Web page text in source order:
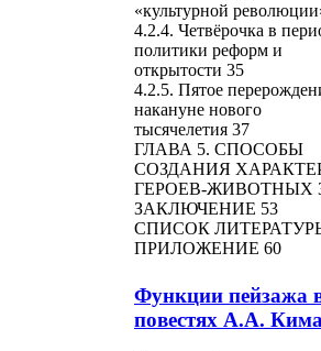
«культурной
4.2.4. Четвёрочка в
политики реформ и
открытости 35
4.2.5. Пятое
накануне нового
тысячелетия 37
ГЛАВА 5. СПОСОБЫ
СОЗДАНИЯ
ГЕРОЕВ-ЖИВОТНЫХ
ЗАКЛЮЧЕНИЕ 53
СПИСОК
ПРИЛОЖЕНИЕ 60
Функции пейзажа
повестях А.А. Кима